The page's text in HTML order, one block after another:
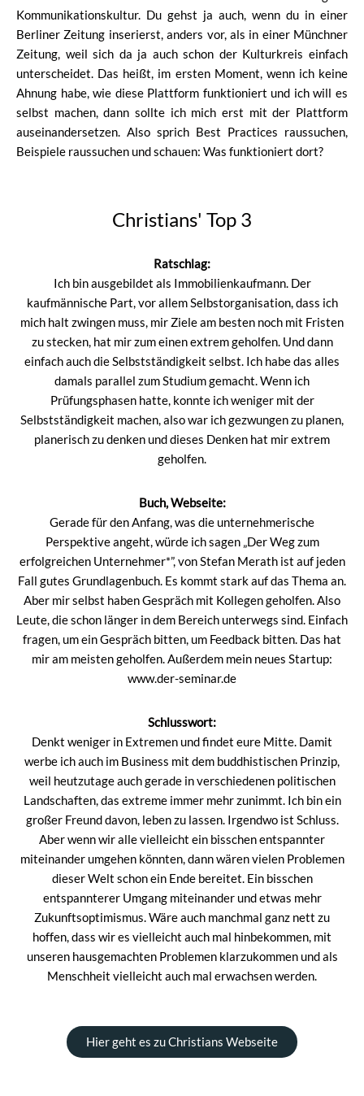
Kommunikationskultur. Du gehst ja auch, wenn du in einer
Berliner Zeitung inserierst, anders vor, als in einer Münchner
Zeitung, weil sich da ja auch schon der Kulturkreis einfach
unterscheidet. Das heißt, im ersten Moment, wenn ich keine
Ahnung habe, wie diese Plattform funktioniert und ich will es
selbst machen, dann sollte ich mich erst mit der Plattform
auseinandersetzen. Also sprich Best Practices raussuchen,
Beispiele raussuchen und schauen: Was funktioniert dort?
Christians' Top 3
Ratschlag:
Ich bin ausgebildet als Immobilienkaufmann. Der
kaufmännische Part, vor allem Selbstorganisation, dass ich
mich halt zwingen muss, mir Ziele am besten noch mit Fristen
zu stecken, hat mir zum einen extrem geholfen. Und dann
einfach auch die Selbstständigkeit selbst. Ich habe das alles
damals parallel zum Studium gemacht. Wenn ich
Prüfungsphasen hatte, konnte ich weniger mit der
Selbstständigkeit machen, also war ich gezwungen zu planen,
planerisch zu denken und dieses Denken hat mir extrem
geholfen.
Buch, Webseite:
Gerade für den Anfang, was die unternehmerische
Perspektive angeht, würde ich sagen „Der Weg zum
erfolgreichen Unternehmer*”, von Stefan Merath ist auf jeden
Fall gutes Grundlagenbuch. Es kommt stark auf das Thema an.
Aber mir selbst haben Gespräch mit Kollegen geholfen. Also
Leute, die schon länger in dem Bereich unterwegs sind. Einfach
fragen, um ein Gespräch bitten, um Feedback bitten. Das hat
mir am meisten geholfen. Außerdem mein neues Startup:
www.der-seminar.de
Schlusswort:
Denkt weniger in Extremen und findet eure Mitte. Damit
werbe ich auch im Business mit dem buddhistischen Prinzip,
weil heutzutage auch gerade in verschiedenen politischen
Landschaften, das extreme immer mehr zunimmt. Ich bin ein
großer Freund davon, leben zu lassen. Irgendwo ist Schluss.
Aber wenn wir alle vielleicht ein bisschen entspannter
miteinander umgehen könnten, dann wären vielen Problemen
dieser Welt schon ein Ende bereitet. Ein bisschen
entspannterer Umgang miteinander und etwas mehr
Zukunftsoptimismus. Wäre auch manchmal ganz nett zu
hoffen, dass wir es vielleicht auch mal hinbekommen, mit
unseren hausgemachten Problemen klarzukommen und als
Menschheit vielleicht auch mal erwachsen werden.
Hier geht es zu Christians Webseite